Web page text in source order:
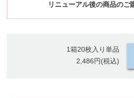
リニューアル後の商品のご
1箱20枚入り単品
2,486円(税込)